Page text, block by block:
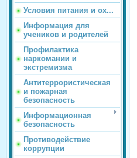
Условия питания и ох...
Информация для
учеников и родителей
Профилактика
наркомании и
экстремизма
Антитеррористическая
и пожарная
безопасность
Информационная
безопасность
Противодействие
коррупции